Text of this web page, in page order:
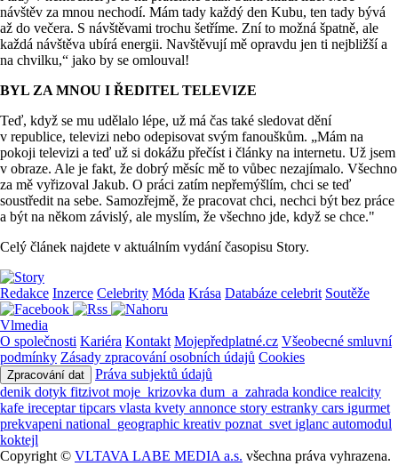
návštěv za mnou nechodí. Mám tady každý den Kubu, ten tady bývá
až do večera. S návštěvami trochu šetříme. Zní to možná špatně, ale
každá návštěva ubírá energii. Navštěvují mě opravdu jen ti nejbližší a
na chvilku,“ jako by se omlouval!
BYL ZA MNOU I ŘEDITEL TELEVIZE
Teď, když se mu udělalo lépe, už má čas také sledovat dění
v republice, televizi nebo odepisovat svým fanouškům. „Mám na
pokoji televizi a teď už si dokážu přečíst i články na internetu. Už jsem
v obraze. Ale je fakt, že dobrý měsíc mě to vůbec nezajímalo. Všechno
za mě vyřizoval Jakub. O práci zatím nepřemýšlím, chci se teď
soustředit na sebe. Samozřejmě, že pracovat chci, nechci být bez práce
a být na někom závislý, ale myslím, že všechno jde, když se chce."
Celý článek najdete v aktuálním vydání časopisu Story.
Redakce Inzerce Celebrity Móda Krása Databáze celebrit Soutěže
Vlmedia
O společnosti Kariéra Kontakt Mojepředplatné.cz Všeobecné smluvní
podmínky Zásady zpracování osobních údajů Cookies
Zpracování dat
Práva subjektů údajů
denik dotyk fitzivot moje_krizovka dum_a_zahrada kondice realcity
kafe ireceptartipcars vlasta kvety annonce story estranky cars igurmet
prekvapeni national_geographic kreativ poznat_svet iglanc automodul
koktejl
Copyright © VLTAVA LABE MEDIA a.s. všechna práva vyhrazena.